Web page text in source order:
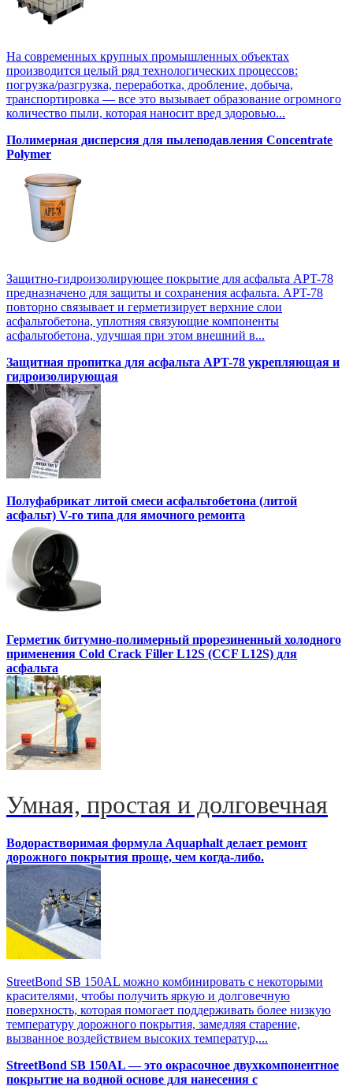
На современных крупных промышленных объектах
производится целый ряд технологических процессов:
погрузка/разгрузка, переработка, дробление, добыча,
транспортировка — все это вызывает образование огромного
количество пыли, которая наносит вред здоровью...
Полимерная дисперсия для пылеподавления Concentrate
Polymer
Защитно-гидроизолирующее покрытие для асфальта APT-78
предназначено для защиты и сохранения асфальта. APT-78
повторно связывает и герметизирует верхние слои
асфальтобетона, уплотняя связующие компоненты
асфальтобетона, улучшая при этом внешний в...
Защитная пропитка для асфальта APT-78 укрепляющая и
гидроизолирующая
Полуфабрикат литой смеси асфальтобетона (литой
асфальт) V-го типа для ямочного ремонта
Герметик битумно-полимерный прорезиненный холодного
применения Cold Crack Filler L12S (ССF L12S) для
асфальта
Умная, простая и долговечная
Водорастворимая формула Aquaphalt делает ремонт
дорожного покрытия проще, чем когда-либо.
StreetBond SB 150AL можно комбинировать с некоторыми
красителями, чтобы получить яркую и долговечную
поверхность, которая помогает поддерживать более низкую
температуру дорожного покрытия, замедляя старение,
вызванное воздействием высоких температур,...
StreetBond SB 150AL — это окрасочное двухкомпонентное
покрытие на водной основе для нанесения с